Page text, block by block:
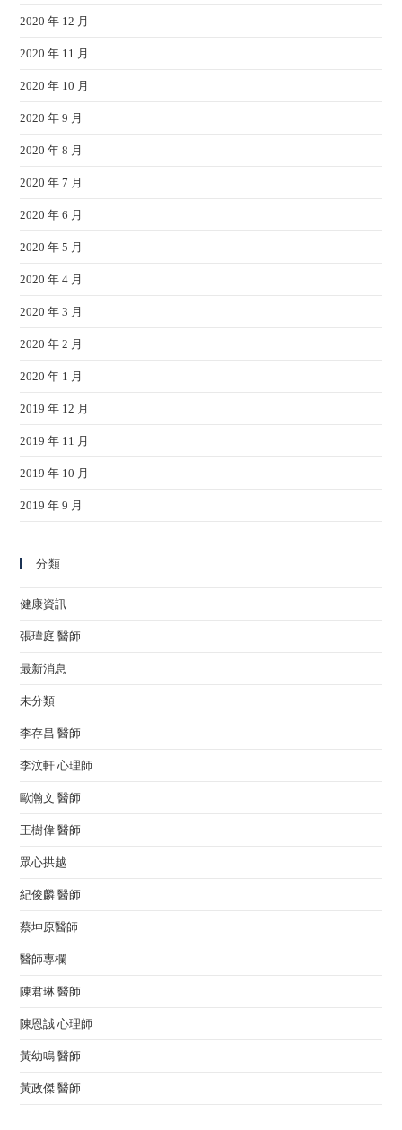
2020 年 12 月
2020 年 11 月
2020 年 10 月
2020 年 9 月
2020 年 8 月
2020 年 7 月
2020 年 6 月
2020 年 5 月
2020 年 4 月
2020 年 3 月
2020 年 2 月
2020 年 1 月
2019 年 12 月
2019 年 11 月
2019 年 10 月
2019 年 9 月
分類
健康資訊
張瑋庭 醫師
最新消息
未分類
李存昌 醫師
李汶軒 心理師
歐瀚文 醫師
王樹偉 醫師
眾心拱越
紀俊麟 醫師
蔡坤原醫師
醫師專欄
陳君琳 醫師
陳恩誠 心理師
黃幼鳴 醫師
黃政傑 醫師